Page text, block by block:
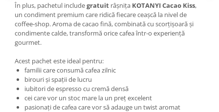
În plus, pachetul includegratuit râșnița KOTANYI Cacao Kiss,
un condiment premium care ridică fiecare ceașcă la nivel de
coffee‑shop. Aroma de cacao fină, combinată cu scorțișoară și
condimente calde, transformă orice cafea într-o experiență
gourmet.
Acest pachet este ideal pentru:
familii care consumă cafea zilnic
birouri și spații de lucru
iubitori de espresso cu cremă densă
cei care vor un stoc mare la un preț excelent
pasionați de cafea care vor să adauge un twist aromat